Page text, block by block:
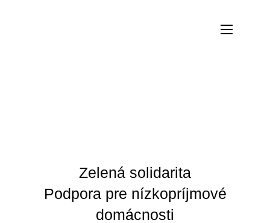
Zelená solidarita
Podpora pre nízkopríjmové
domácnosti